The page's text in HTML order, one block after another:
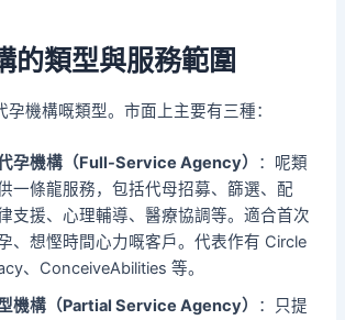
的類型與服務範圍
機構嘅類型。市面上主要有三種：
孕機構（Full-Service Agency） ：呢類
一條龍服務，包括代母招募、篩選、配
支援、心理輔導、醫療協調等。適合首次
、想慳時間心力嘅客戶。代表作有 Circle
、ConceiveAbilities 等。
機構（Partial Service Agency） ：只提